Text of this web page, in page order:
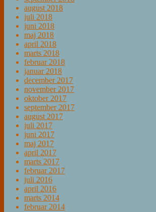
august 2018
juli 2018
juni 2018
maj 2018
april 2018
marts 2018
februar 2018
januar 2018
december 2017
november 2017
oktober 2017
september 2017
august 2017
juli 2017
juni 2017
maj 2017
april 2017
marts 2017
februar 2017
juli 2016
april 2016
marts 2014
februar 2014